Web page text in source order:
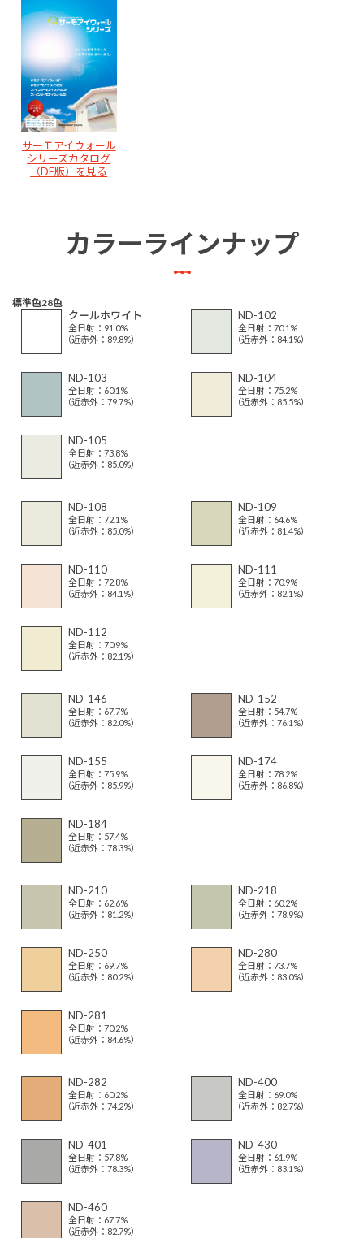
サーモアイウォール
シリーズカタログ
（DF版）を見る
カラーラインナップ
標準色28色
クールホワイト
全日射：91.0%
（近赤外：89.8%）
ND-102
全日射：70.1%
（近赤外：84.1%）
ND-103
全日射：60.1%
（近赤外：79.7%）
ND-104
全日射：75.2%
（近赤外：85.5%）
ND-105
全日射：73.8%
（近赤外：85.0%）
ND-108
全日射：72.1%
（近赤外：85.0%）
ND-109
全日射：64.6%
（近赤外：81.4%）
ND-110
全日射：72.8%
（近赤外：84.1%）
ND-111
全日射：70.9%
（近赤外：82.1%）
ND-112
全日射：70.9%
（近赤外：82.1%）
ND-146
全日射：67.7%
（近赤外：82.0%）
ND-152
全日射：54.7%
（近赤外：76.1%）
ND-155
全日射：75.9%
（近赤外：85.9%）
ND-174
全日射：78.2%
（近赤外：86.8%）
ND-184
全日射：57.4%
（近赤外：78.3%）
ND-210
全日射：62.6%
（近赤外：81.2%）
ND-218
全日射：60.2%
（近赤外：78.9%）
ND-250
全日射：69.7%
（近赤外：80.2%）
ND-280
全日射：73.7%
（近赤外：83.0%）
ND-281
全日射：70.2%
（近赤外：84.6%）
ND-282
全日射：60.2%
（近赤外：74.2%）
ND-400
全日射：69.0%
（近赤外：82.7%）
ND-401
全日射：57.8%
（近赤外：78.3%）
ND-430
全日射：61.9%
（近赤外：83.1%）
ND-460
全日射：67.7%
（近赤外：82.7%）